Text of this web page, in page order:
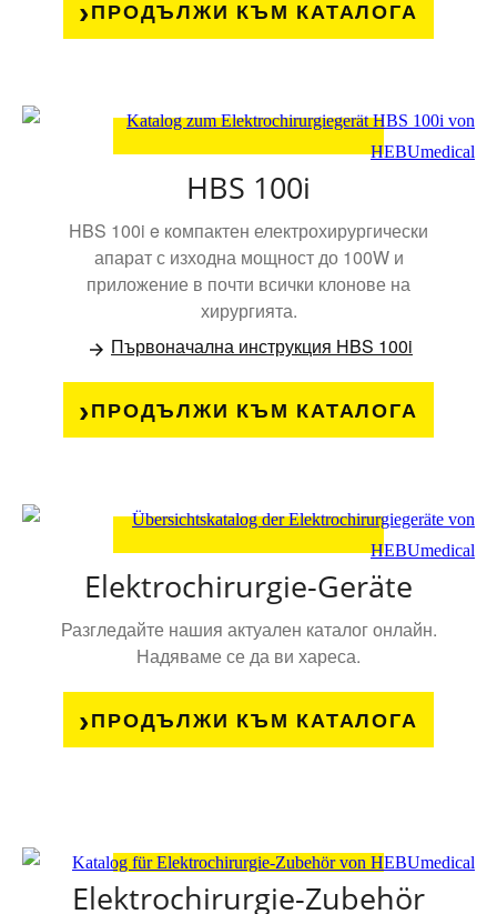
ПРОДЪЛЖИ КЪМ КАТАЛОГА
HBS 100i
HBS 100i e компактен електрохирургически
апарат с изходна мощност до 100W и
приложение в почти всички клонове на
хирургията.
Първоначална инструкция HBS 100i
ПРОДЪЛЖИ КЪМ КАТАЛОГА
Elektrochirurgie-Geräte
Разгледайте нашия актуален каталог онлайн.
Надяваме се да ви хареса.
ПРОДЪЛЖИ КЪМ КАТАЛОГА
Elektrochirurgie-Zubehör